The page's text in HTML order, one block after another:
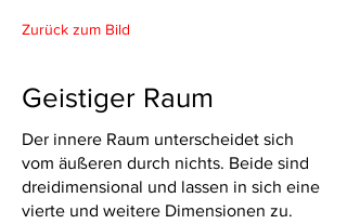
Zurück zum Bild
Geistiger Raum
Der innere Raum unterscheidet sich
vom äußeren durch nichts. Beide sind
dreidimensional und lassen in sich eine
vierte und weitere Dimensionen zu.